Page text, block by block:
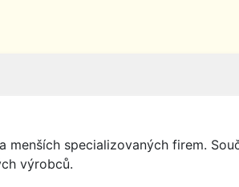
specializovaných firem.
výrobců.